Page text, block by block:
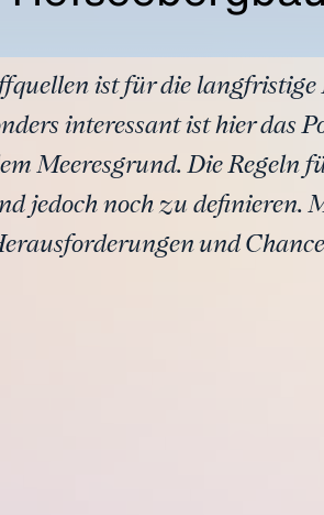
ist für die
interessant ist hier das
Meeresgrund. Die Regeln
jedoch noch zu definieren.
und